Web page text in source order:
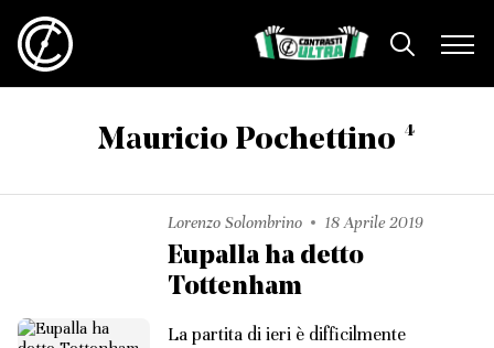
Mauricio Pochettino 4
Lorenzo Solombrino 18 Aprile 2019
Eupalla ha detto
Tottenham
La partita di ieri è difficilmente